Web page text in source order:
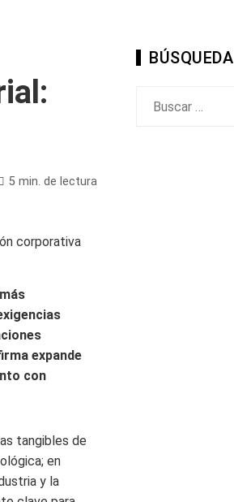
5 min. de lectura
expande
con
tangibles de
en
y la
BÚSQUEDA